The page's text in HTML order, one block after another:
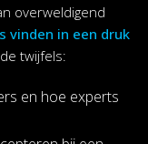
overweldigend
vinden in een druk
twijfels:
en hoe experts